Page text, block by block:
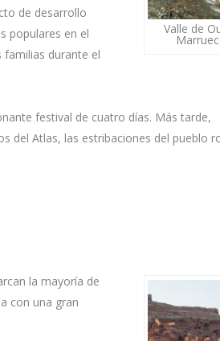
Valle de
de desarrollo
populares en el
durante el
festival de cuatro días. Más tarde,
del Atlas, las estribaciones del pueblo
la mayoría de
con una gran